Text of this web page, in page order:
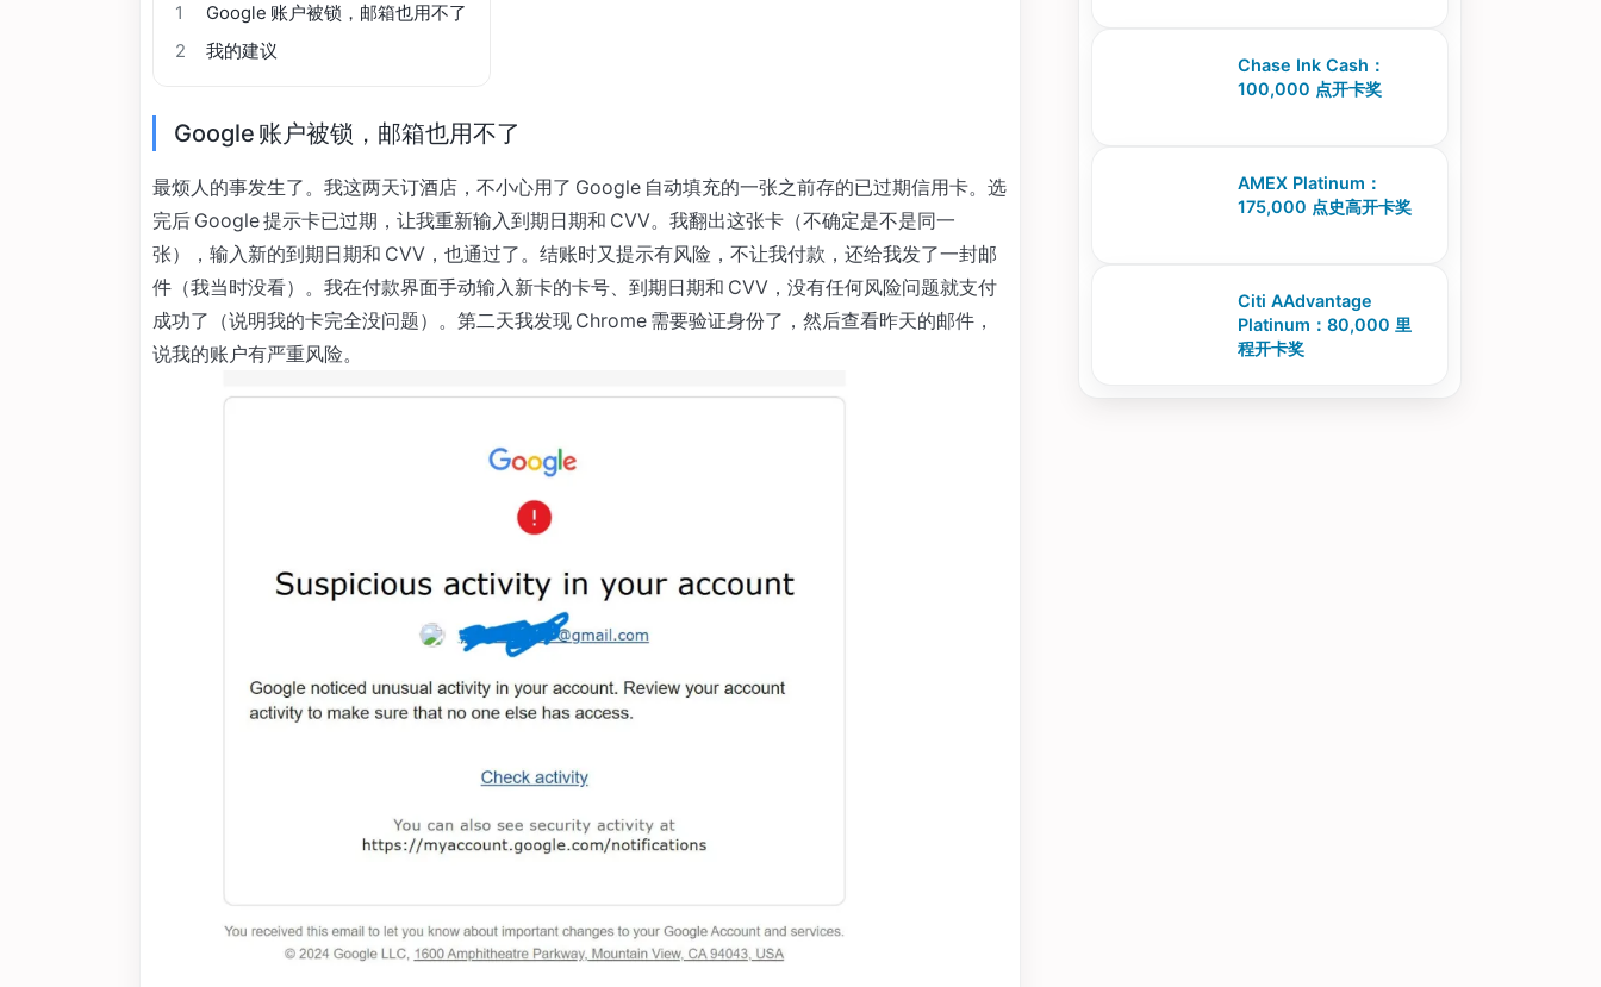
1
Google 账户被锁，邮箱也用不了
2
我的建议
Google 账户被锁，邮箱也用不了
最烦人的事发生了。我这两天订酒店，不小心用了 Google 自动填充的一张之前存的已过期信用卡。选
完后 Google 提示卡已过期，让我重新输入到期日期和 CVV。我翻出这张卡（不确定是不是同一
张），输入新的到期日期和 CVV，也通过了。结账时又提示有风险，不让我付款，还给我发了一封邮
件（我当时没看）。我在付款界面手动输入新卡的卡号、到期日期和 CVV，没有任何风险问题就支付
成功了（说明我的卡完全没问题）。第二天我发现 Chrome 需要验证身份了，然后查看昨天的邮件，
说我的账户有严重风险。
Chase Ink Cash：
100,000 点开卡奖
AMEX Platinum：
175,000 点史高开卡奖
Citi AAdvantage
Platinum：80,000 里
程开卡奖